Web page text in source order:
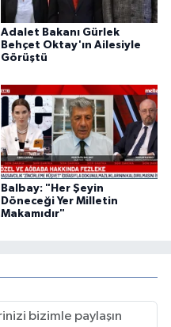
Adalet Bakanı Gürlek
Behçet Oktay'ın Ailesiyle
Görüştü
Balbay: "Her Şeyin
Döneceği Yer Milletin
Makamıdır"